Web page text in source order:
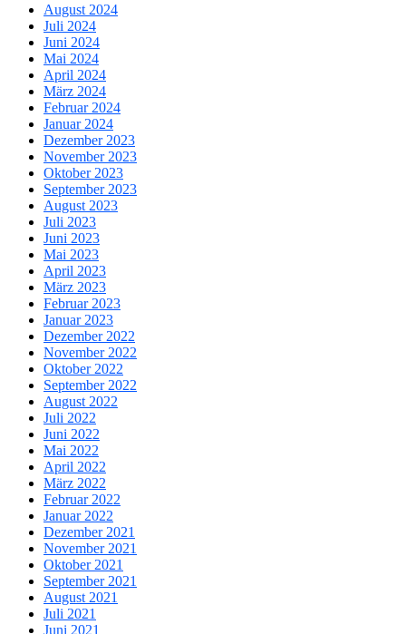
August 2024
Juli 2024
Juni 2024
Mai 2024
April 2024
März 2024
Februar 2024
Januar 2024
Dezember 2023
November 2023
Oktober 2023
September 2023
August 2023
Juli 2023
Juni 2023
Mai 2023
April 2023
März 2023
Februar 2023
Januar 2023
Dezember 2022
November 2022
Oktober 2022
September 2022
August 2022
Juli 2022
Juni 2022
Mai 2022
April 2022
März 2022
Februar 2022
Januar 2022
Dezember 2021
November 2021
Oktober 2021
September 2021
August 2021
Juli 2021
Juni 2021